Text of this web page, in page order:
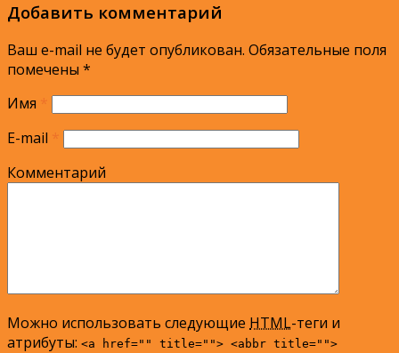
Добавить комментарий
Ваш e-mail не будет опубликован. Обязательные поля
помечены *
Имя *
E-mail *
Комментарий
Можно использовать следующие HTML-теги и
атрибуты: <a href="" title=""> <abbr title="">